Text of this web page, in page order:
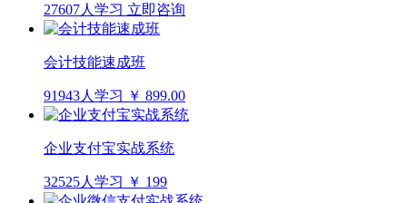
27607人学习 立即咨询
会计技能速成班
91943人学习 ￥ 899.00
企业支付宝实战系统
32525人学习 ￥ 199